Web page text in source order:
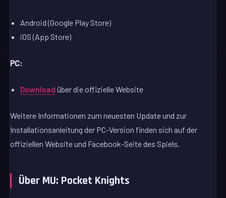
Android (Google Play Store)
iOS (App Store)
PC:
Download über die offizielle Website
Weitere Informationen zum neuesten Update und zur
Installationsanleitung der PC-Version finden sich auf der
offiziellen Website und Facebook-Seite des Spiels.
Über MU: Pocket Knights